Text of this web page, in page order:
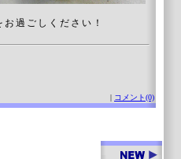
過ごしください！
| コメント(0)